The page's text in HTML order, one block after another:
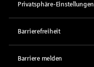
Privatsphäre-Einstellungen
Barrierefreiheit
Barriere melden